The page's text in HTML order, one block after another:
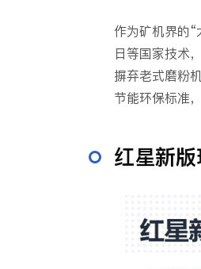
作为矿机界的“
日等国家技术
摒弃老式磨粉
节能环保标准
红星新